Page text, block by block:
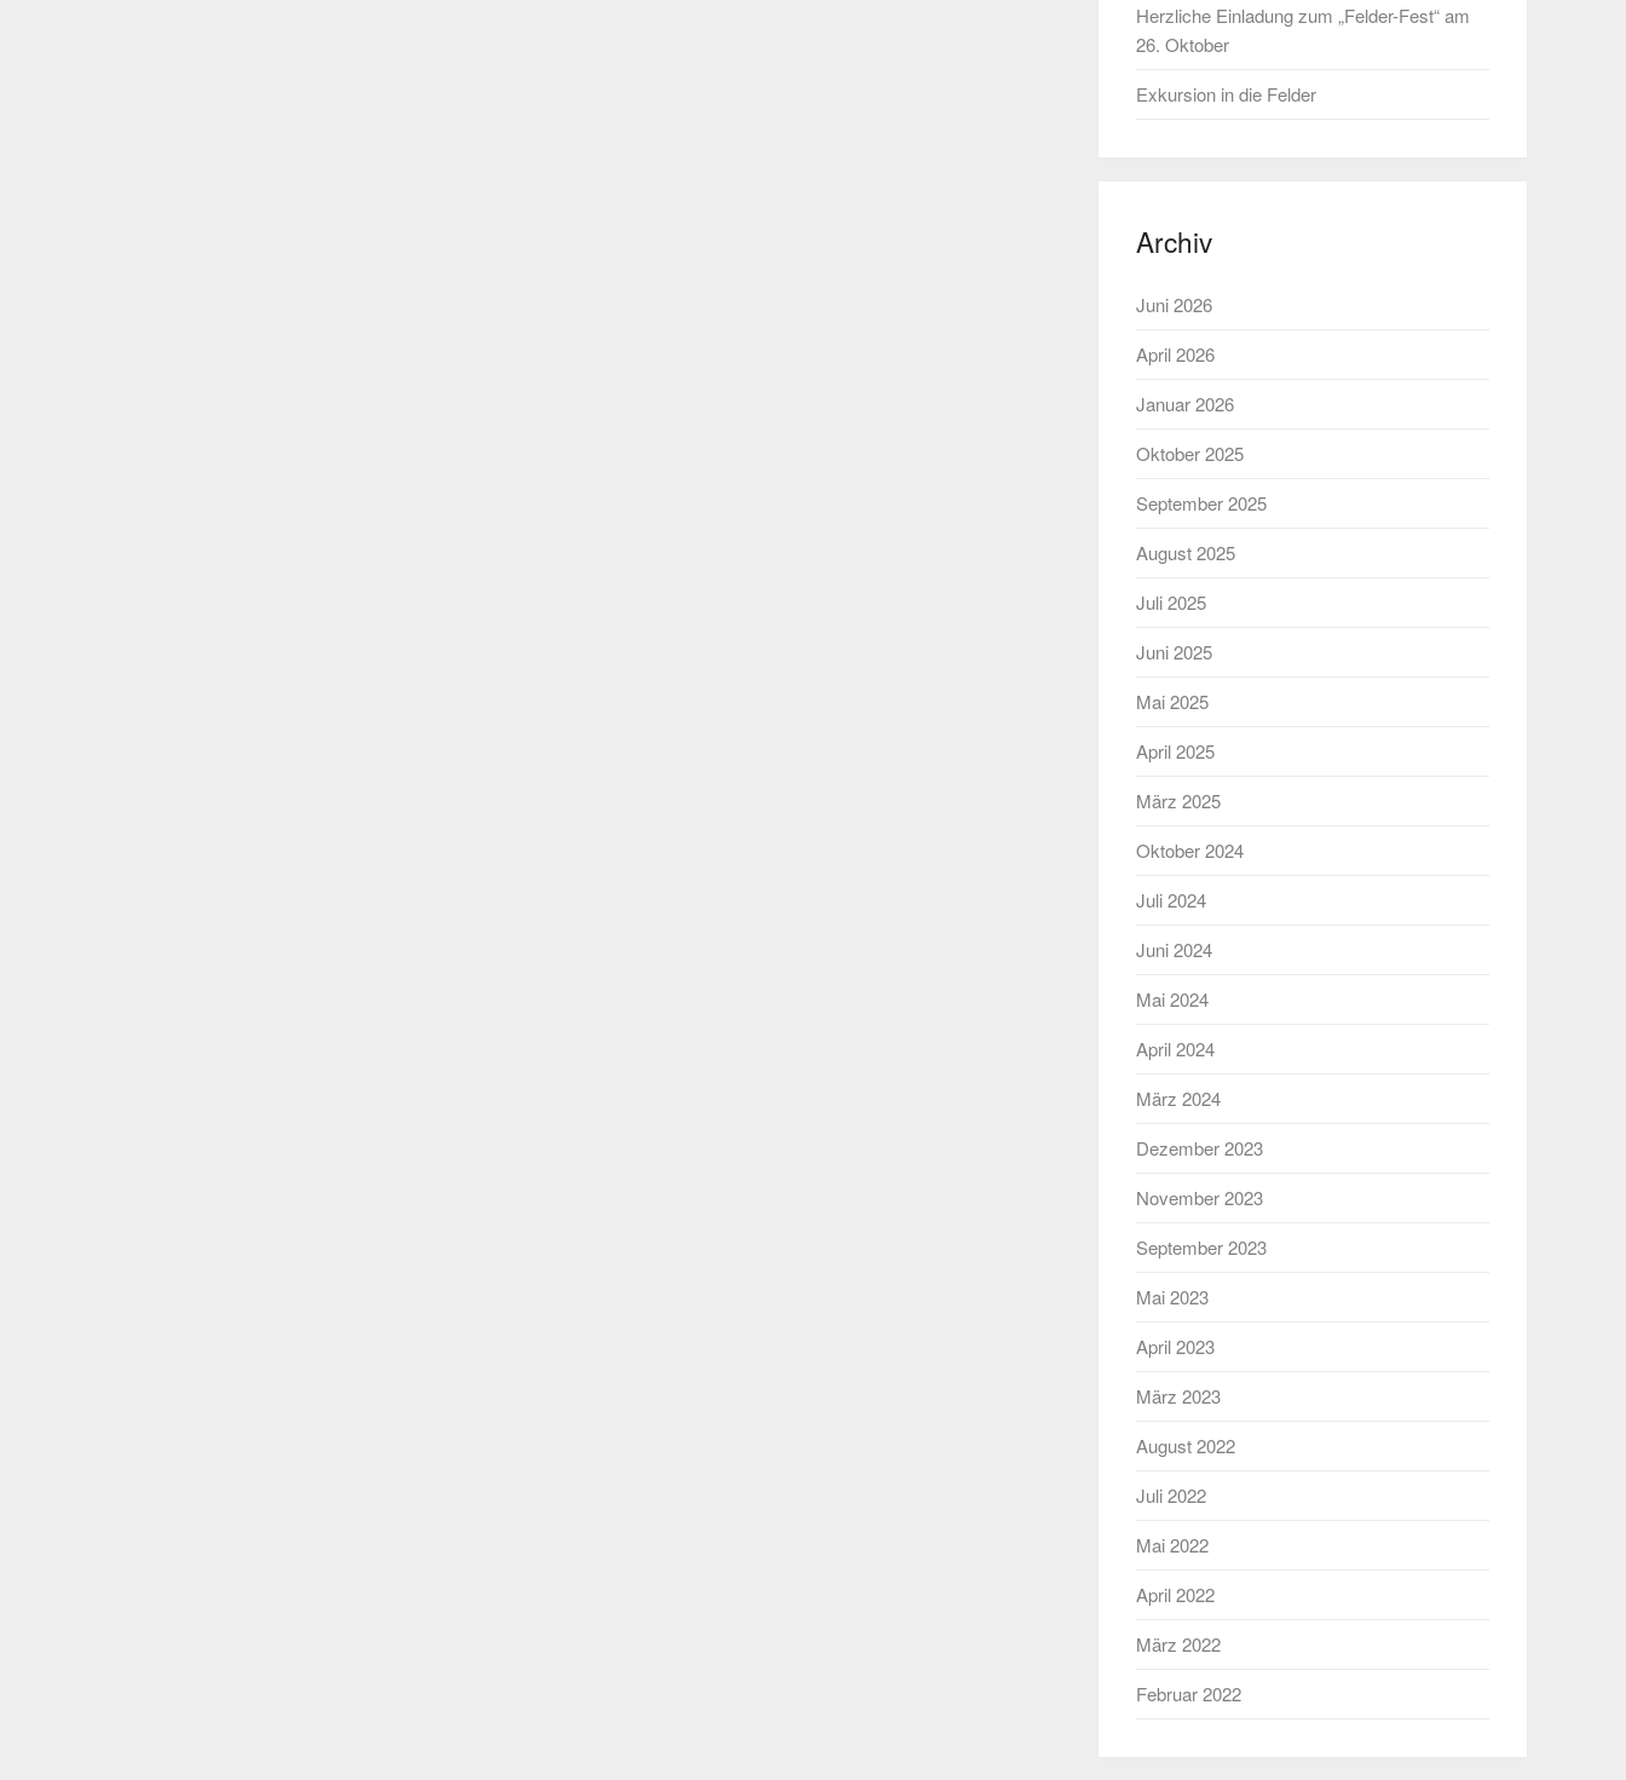
Herzliche Einladung zum „Felder-Fest“ am
26. Oktober
Exkursion in die Felder
Archiv
Juni 2026
April 2026
Januar 2026
Oktober 2025
September 2025
August 2025
Juli 2025
Juni 2025
Mai 2025
April 2025
März 2025
Oktober 2024
Juli 2024
Juni 2024
Mai 2024
April 2024
März 2024
Dezember 2023
November 2023
September 2023
Mai 2023
April 2023
März 2023
August 2022
Juli 2022
Mai 2022
April 2022
März 2022
Februar 2022